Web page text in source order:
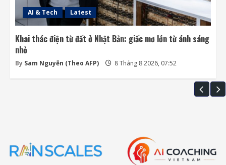
AI & Tech Latest
Khai thác điện từ đất ở Nhật Bản: giấc mơ lớn từ ánh sáng
nhỏ
By Sam Nguyễn (Theo AFP) 8 Tháng 8 2026, 07:52